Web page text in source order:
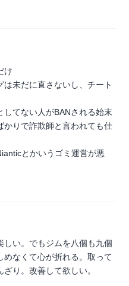
け
未だに直さないし、チート
してない人がBANされる始末
かりで詐欺師と言われても仕
とかいうゴミ運営が悪
しい。でもジムを八個も九個
めなくて心が折れる。取って
り。改善して欲しい。